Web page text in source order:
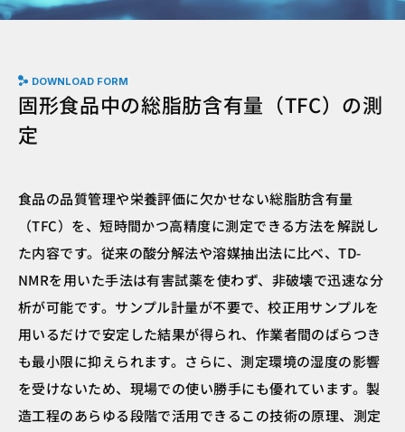
DOWNLOAD FORM
固形食品中の総脂肪含有量（TFC）の測
定
食品の品質管理や栄養評価に欠かせない総脂肪含有量
（TFC）を、短時間かつ高精度に測定できる方法を解説し
た内容です。従来の酸分解法や溶媒抽出法に比べ、TD-
NMRを用いた手法は有害試薬を使わず、非破壊で迅速な分
析が可能です。サンプル計量が不要で、校正用サンプルを
用いるだけで安定した結果が得られ、作業者間のばらつき
も最小限に抑えられます。さらに、測定環境の湿度の影響
を受けないため、現場での使い勝手にも優れています。製
造工程のあらゆる段階で活用できるこの技術の原理、測定